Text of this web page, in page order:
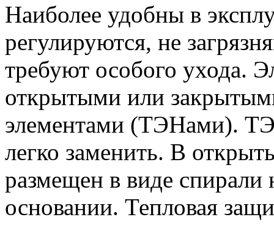
Наиболее удобны в
регулируются, не
требуют особого ухода.
открытыми или
элементами (ТЭНами).
легко заменить. В
размещен в виде
основании. Тепловая